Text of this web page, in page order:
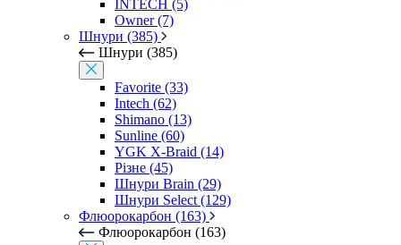
INTECH (5)
Owner (7)
Шнури (385)
Шнури (385)
Favorite (33)
Intech (62)
Shimano (13)
Sunline (60)
YGK X-Braid (14)
Різне (45)
Шнури Brain (29)
Шнури Select (129)
Флюорокарбон (163)
Флюорокарбон (163)